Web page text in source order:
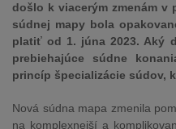
došlo k viacerým zmenám
súdnej mapy bola
platiť od 1. júna 2023. Aký
prebiehajúce súdne
princíp špecializácie súdov,
Nová súdna mapa zmenila
na komplexnejší a